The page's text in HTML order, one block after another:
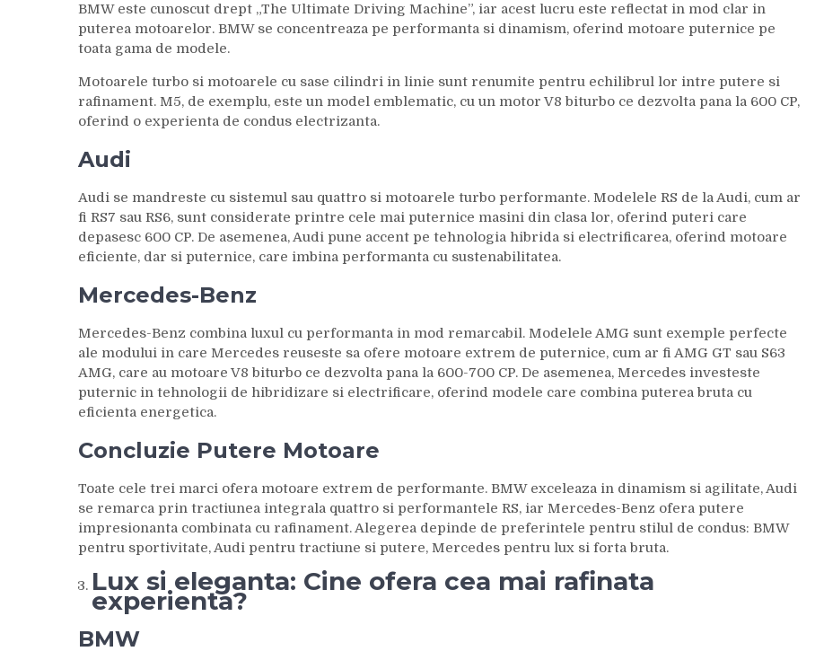
BMW este cunoscut drept „The Ultimate Driving Machine”, iar acest lucru este reflectat in mod clar in
puterea motoarelor. BMW se concentreaza pe performanta si dinamism, oferind motoare puternice pe
toata gama de modele.
Motoarele turbo si motoarele cu sase cilindri in linie sunt renumite pentru echilibrul lor intre putere si
rafinament. M5, de exemplu, este un model emblematic, cu un motor V8 biturbo ce dezvolta pana la 600 CP,
oferind o experienta de condus electrizanta.
Audi
Audi se mandreste cu sistemul sau quattro si motoarele turbo performante. Modelele RS de la Audi, cum ar
fi RS7 sau RS6, sunt considerate printre cele mai puternice masini din clasa lor, oferind puteri care
depasesc 600 CP. De asemenea, Audi pune accent pe tehnologia hibrida si electrificarea, oferind motoare
eficiente, dar si puternice, care imbina performanta cu sustenabilitatea.
Mercedes-Benz
Mercedes-Benz combina luxul cu performanta in mod remarcabil. Modelele AMG sunt exemple perfecte
ale modului in care Mercedes reuseste sa ofere motoare extrem de puternice, cum ar fi AMG GT sau S63
AMG, care au motoare V8 biturbo ce dezvolta pana la 600-700 CP. De asemenea, Mercedes investeste
puternic in tehnologii de hibridizare si electrificare, oferind modele care combina puterea bruta cu
eficienta energetica.
Concluzie Putere Motoare
Toate cele trei marci ofera motoare extrem de performante. BMW exceleaza in dinamism si agilitate, Audi
se remarca prin tractiunea integrala quattro si performantele RS, iar Mercedes-Benz ofera putere
impresionanta combinata cu rafinament. Alegerea depinde de preferintele pentru stilul de condus: BMW
pentru sportivitate, Audi pentru tractiune si putere, Mercedes pentru lux si forta bruta.
Lux si eleganta: Cine ofera cea mai rafinata
experienta?
BMW